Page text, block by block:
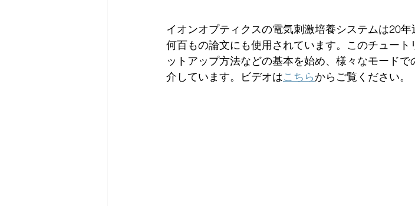
イオンオプティクスの電気刺激培養システムは20
何百もの論文にも使用されています。このチュー
ットアップ方法などの基本を始め、様々なモード
介しています。ビデオはこちらからご覧ください。